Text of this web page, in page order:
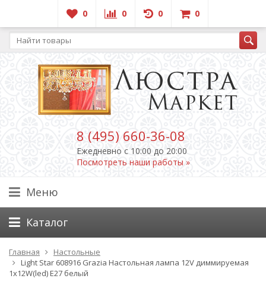
0 0 0 0
8 (495) 660-36-08
Ежедневно c 10:00 до 20:00
Посмотреть наши работы »
Меню
Каталог
Главная
Настольные
Light Star 608916 Grazia Настольная лампа 12V диммируемая
1x12W(led) E27 белый